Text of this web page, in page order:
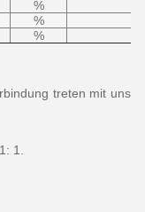
%
%
%
treten mit uns
1.